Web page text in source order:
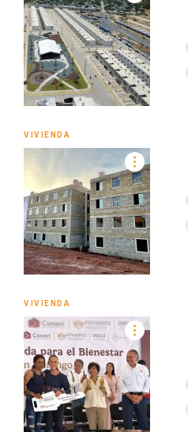
VIVIENDA
VIVIENDA